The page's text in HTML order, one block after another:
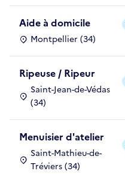
Aide à domicile
Montpellier (34)
Ripeuse / Ripeur
Saint-Jean-de-Védas
(34)
Menuisier d'atelier
Saint-Mathieu-de-
Tréviers (34)